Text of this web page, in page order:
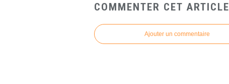
COMMENTER CET ARTICLE
Ajouter un commentaire